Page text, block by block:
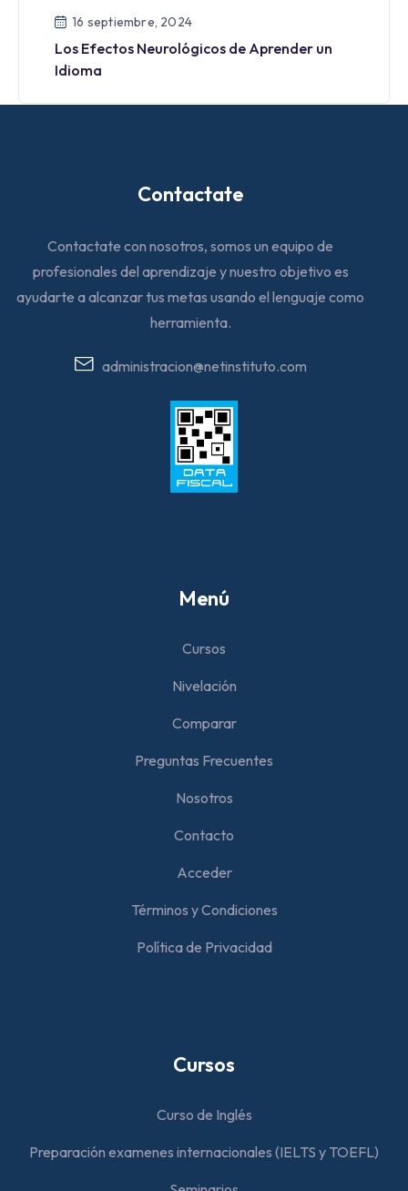
16 septiembre, 2024
Los Efectos Neurológicos de Aprender un
Idioma
Contactate
Contactate con nosotros, somos un equipo de
profesionales del aprendizaje y nuestro objetivo es
ayudarte a alcanzar tus metas usando el lenguaje como
herramienta.
administracion@netinstituto.com
Menú
Cursos
Nivelación
Comparar
Preguntas Frecuentes
Nosotros
Contacto
Acceder
Términos y Condiciones
Política de Privacidad
Cursos
Curso de Inglés
Preparación examenes internacionales (IELTS y TOEFL)